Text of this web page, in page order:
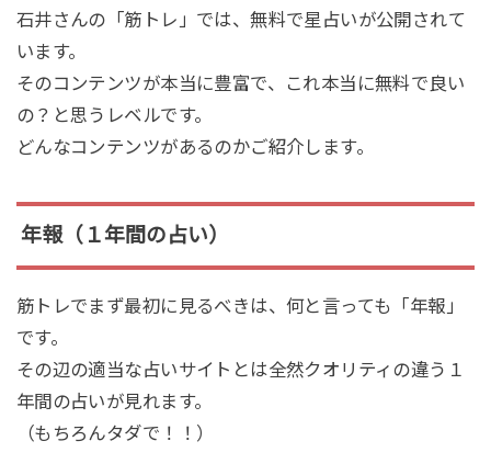
石井さんの「筋トレ」では、無料で星占いが公開されて
います。
そのコンテンツが本当に豊富で、これ本当に無料で良い
の？と思うレベルです。
どんなコンテンツがあるのかご紹介します。
年報（１年間の占い）
筋トレでまず最初に見るべきは、何と言っても「年報」
です。
その辺の適当な占いサイトとは全然クオリティの違う１
年間の占いが見れます。
（もちろんタダで！！）